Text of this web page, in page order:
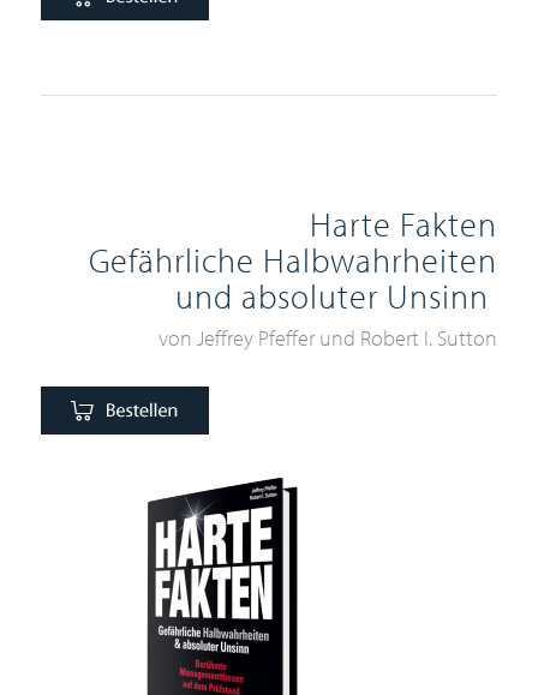
Harte Fakten
Gefährliche Halbwahrheiten
und absoluter Unsinn
von Jeffrey Pfeffer und Robert I. Sutton